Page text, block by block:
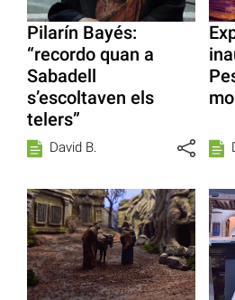
Pilarín Bayés:
“recordo quan a
Sabadell
s’escoltaven els
telers”
David B.